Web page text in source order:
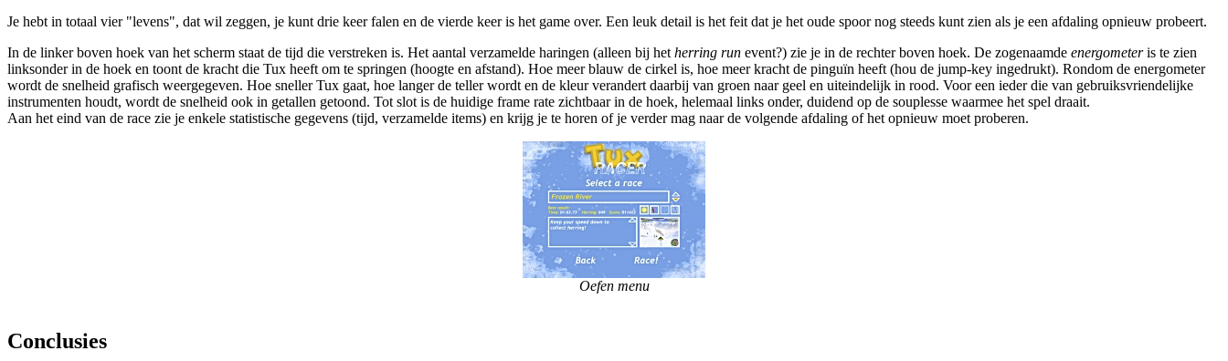
Je hebt in totaal vier "levens", dat wil zeggen, je kunt drie keer falen en de vierde keer is het game over. Een leuk detail is het feit dat je het oude spoor nog steeds kunt zien als je een afdaling opnieuw probeert.
In de linker boven hoek van het scherm staat de tijd die verstreken is. Het aantal verzamelde haringen (alleen bij het herring run event?) zie je in de rechter boven hoek. De zogenaamde energometeris te zien
linksonder in de hoek en toont de kracht die Tux heeft om te springen (hoogte en afstand). Hoe meer blauw de cirkel is, hoe meer kracht de pinguïn heeft (hou de jump-key ingedrukt). Rondom de energometer
wordt de snelheid grafisch weergegeven. Hoe sneller Tux gaat, hoe langer de teller wordt en de kleur verandert daarbij van groen naar geel en uiteindelijk in rood. Voor een ieder die van gebruiksvriendelijke
instrumenten houdt, wordt de snelheid ook in getallen getoond. Tot slot is de huidige frame rate zichtbaar in de hoek, helemaal links onder, duidend op de souplesse waarmee het spel draait.
Aan het eind van de race zie je enkele statistische gegevens (tijd, verzamelde items) en krijg je te horen of je verder mag naar de volgende afdaling of het opnieuw moet proberen.
Oefen menu
Conclusies